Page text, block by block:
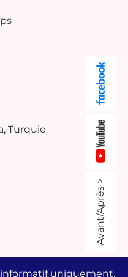
Turquie
informatif uniquement,
Avant/Après >